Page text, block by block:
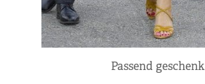
Passend geschenk